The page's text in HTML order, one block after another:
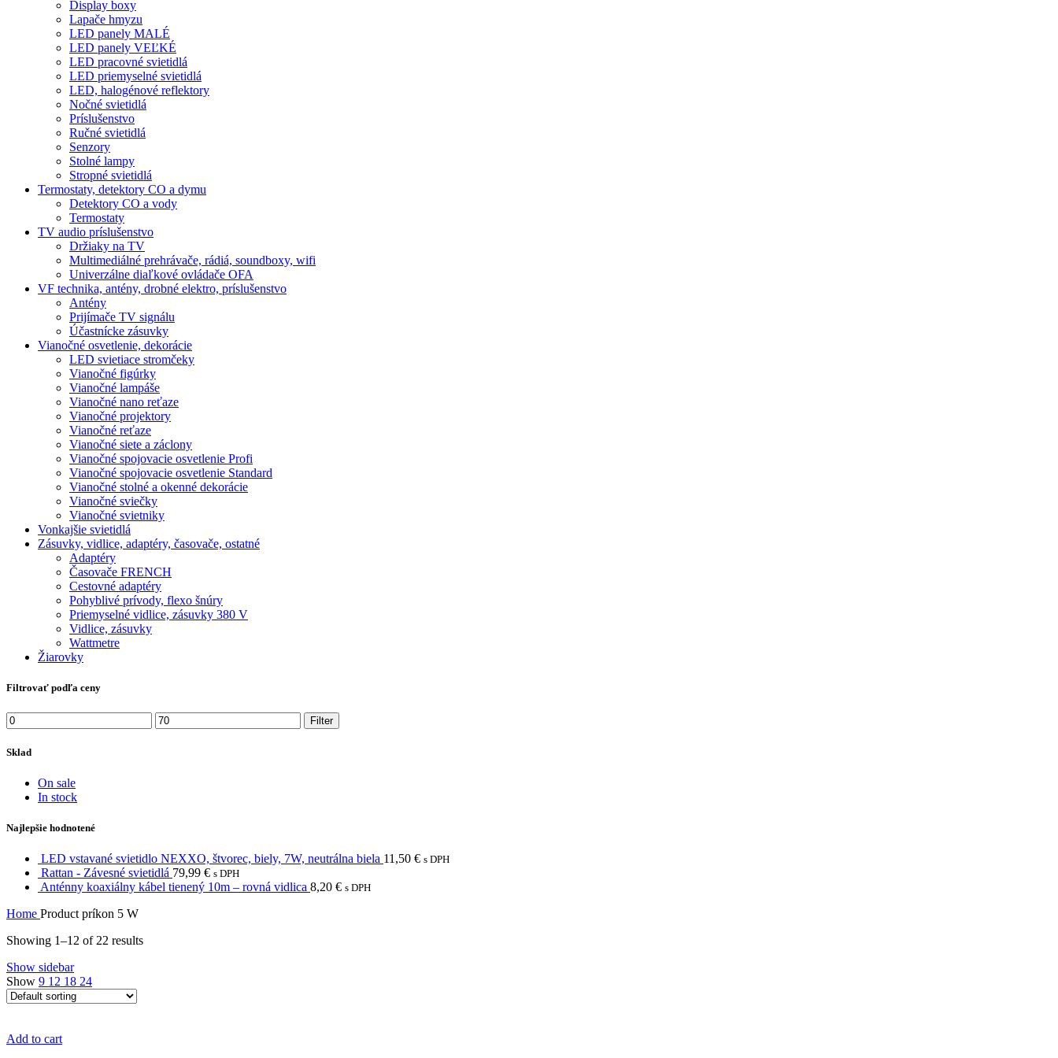
Display boxy
Lapače hmyzu
LED panely MALÉ
LED panely VEĽKÉ
LED pracovné svietidlá
LED priemyselné svietidlá
LED, halogénové reflektory
Nočné svietidlá
Príslušenstvo
Ručné svietidlá
Senzory
Stolné lampy
Stropné svietidlá
Termostaty, detektory CO a dymu
Detektory CO a vody
Termostaty
TV audio príslušenstvo
Držiaky na TV
Multimediálné prehrávače, rádiá, soundboxy, wifi
Univerzálne diaľkové ovládače OFA
VF technika, antény, drobné elektro, príslušenstvo
Antény
Prijímače TV signálu
Účastnícke zásuvky
Vianočné osvetlenie, dekorácie
LED svietiace stromčeky
Vianočné figúrky
Vianočné lampáše
Vianočné nano reťaze
Vianočné projektory
Vianočné reťaze
Vianočné siete a záclony
Vianočné spojovacie osvetlenie Profi
Vianočné spojovacie osvetlenie Standard
Vianočné stolné a okenné dekorácie
Vianočné sviečky
Vianočné svietniky
Vonkajšie svietidlá
Zásuvky, vidlice, adaptéry, časovače, ostatné
Adaptéry
Časovače FRENCH
Cestovné adaptéry
Pohyblivé prívody, flexo šnúry
Priemyselné vidlice, zásuvky 380 V
Vidlice, zásuvky
Wattmetre
Žiarovky
Filtrovať podľa ceny
Filter
Sklad
On sale
In stock
Najlepšie hodnotené
LED vstavané svietidlo NEXXO, štvorec, biely, 7W, neutrálna biela 11,50 € s DPH
Rattan - Závesné svietidlá 79,99 € s DPH
Anténny koaxiálny kábel tienený 10m – rovná vidlica 8,20 € s DPH
Home Product príkon 5 W
Showing 1–12 of 22 results
Show sidebar
Show 9 12 18 24
Add to cart